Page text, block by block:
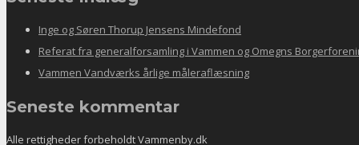
Inge og Søren Thorup Jensens Mindefond
Referat fra generalforsamling i Vammen og Omegns
Vammen Vandværks årlige måleraflæsning
Seneste kommentar
Alle rettigheder forbeholdt Vammenby.dk